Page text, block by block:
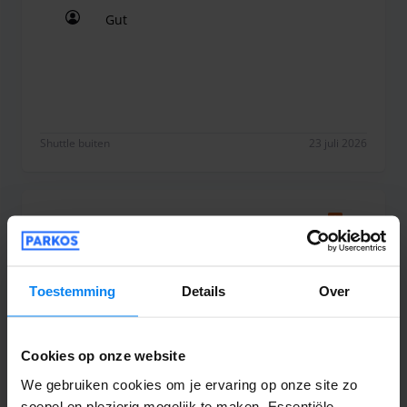
Toestemming Details Over
Cookies op onze website
We gebruiken cookies om je ervaring op onze site zo
en pick-ups brengt de parkeerprovider een toeslag van 40
€ in rekening.
Gut
Shuttle buiten 23 juli 2026
Geparkeerd van 08-07-2026 tot 15-07-2026
Parking sûr place correcte personnel
Parking sûr place correcte personnel rapide